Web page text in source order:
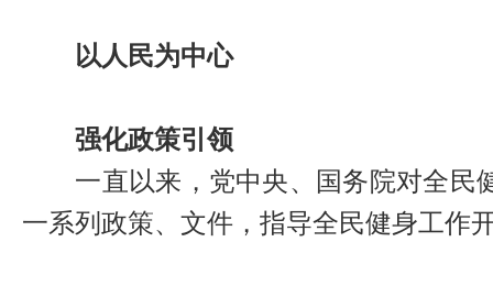
以人民为中心
强化政策引领
一直以来，党中央、国务院对全民
一系列政策、文件，指导全民健身工作